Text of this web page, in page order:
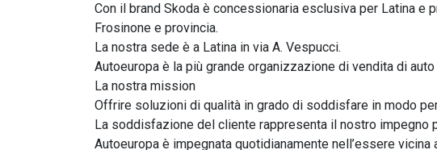
Con il brand Skoda è concessionaria esclusiva per Latina e
Frosinone e provincia.
La nostra sede è a Latina in via A. Vespucci.
Autoeuropa è la più grande organizzazione di vendita di
La nostra mission
Offrire soluzioni di qualità in grado di soddisfare in modo
La soddisfazione del cliente rappresenta il nostro impegno
Autoeuropa è impegnata quotidianamente nell’essere